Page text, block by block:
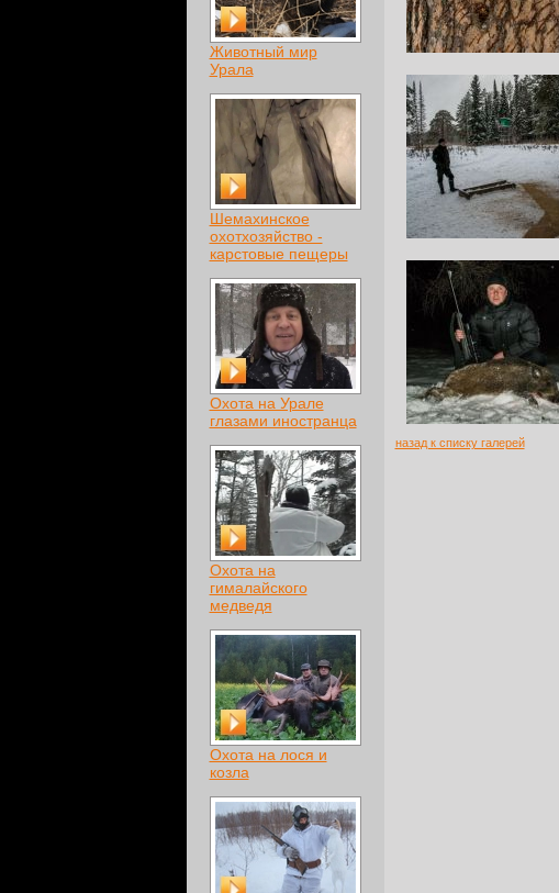
Животный мир
Урала
Шемахинское
охотхозяйство -
карстовые пещеры
Охота на Урале
глазами иностранца
Охота на
гималайского
медведя
Охота на лося и
козла
назад к списку галерей